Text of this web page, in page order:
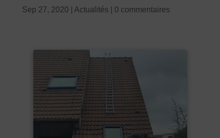
Sep 27, 2020 Actualités 0 commentaires